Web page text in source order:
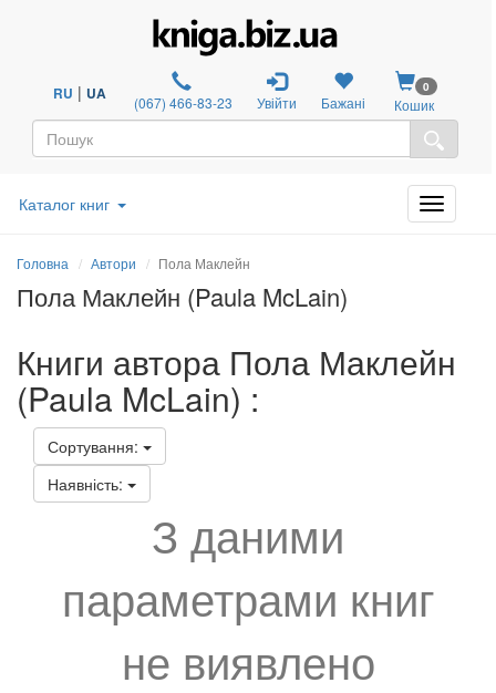
RU | UA (067) 466-83-23 Увійти Бажані
0
Кошик
Каталог книг
Головна Автори Пола Маклейн
Пола Маклейн (Paula McLain)
Книги автора Пола Маклейн
(Paula McLain) :
Сортування:
Наявність:
З даними
параметрами книг
не виявлено